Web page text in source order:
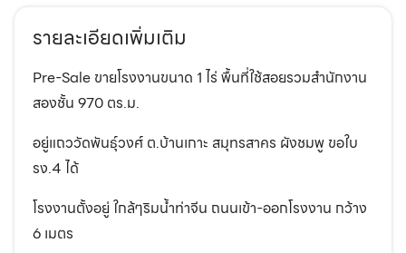
รายละเอียดเพิ่มเติม
Pre-Sale ขายโรงงานขนาด 1 ไร่ พื้นที่ใช้สอยรวมสำนักงาน
สองชั้น 970 ตร.ม.
อยู่แถววัดพันธุ์วงศ์ ต.บ้านเกาะ สมุทรสาคร ผังชมพู ขอใบ
รง.4 ได้
โรงงานตั้งอยู่ ใกล้ๆริมน้ำท่าจีน ถนนเข้า-ออกโรงงาน กว้าง
6 เมตร